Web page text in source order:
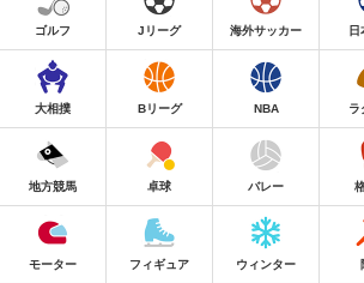
ゴルフ Jリーグ 海外サッカー 日
大相撲 Bリーグ NBA ラ
地方競馬 卓球 バレー
モーター フィギュア ウィンター